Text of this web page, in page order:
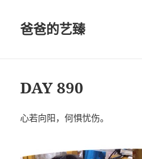
爸爸的艺臻
DAY 890
心若向阳，何惧忧伤。